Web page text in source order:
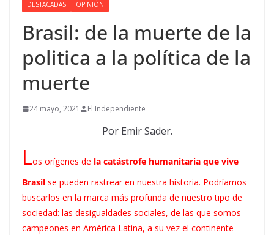
DESTACADAS OPINIÓN
Brasil: de la muerte de la
politica a la política de la
muerte
24 mayo, 2021 El Independiente
Por Emir Sader.
Los orígenes de la catástrofe humanitaria que vive
Brasil se pueden rastrear en nuestra historia. Podríamos
buscarlos en la marca más profunda de nuestro tipo de
sociedad: las desigualdades sociales, de las que somos
campeones en América Latina, a su vez el continente